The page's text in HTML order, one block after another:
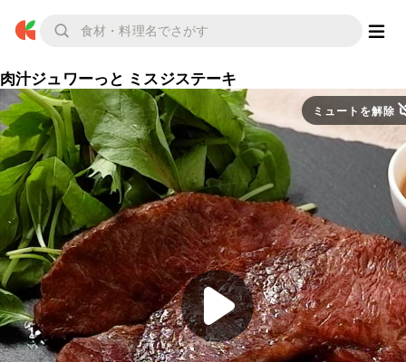
肉汁ジュワーっと ミスジステーキ
ミュートを解除